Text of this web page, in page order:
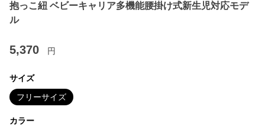
抱っこ紐 ベビーキャリア多機能腰掛け式新生児対応モデ
ル
5,370 円
サイズ
フリーサイズ
カラー